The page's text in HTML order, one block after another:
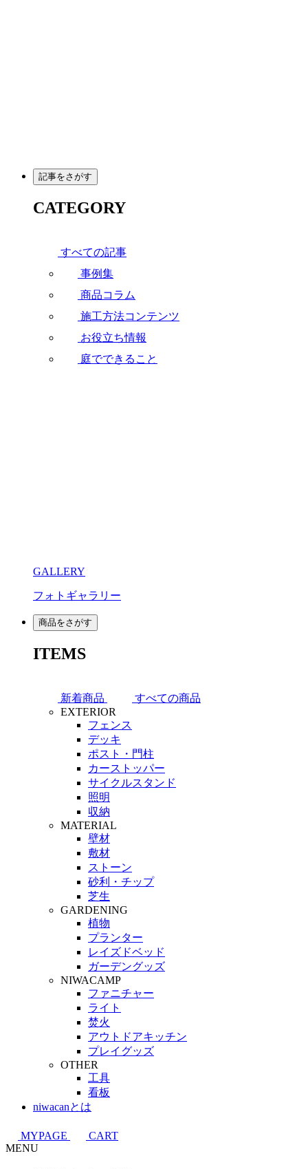
記事をさがす
CATEGORY
すべての記事
事例集
商品コラム
施工方法コンテンツ
お役立ち情報
庭でできること
GALLERY
フォトギャラリー
商品をさがす
ITEMS
新着商品
すべての商品
EXTERIOR
フェンス
デッキ
ポスト・門柱
カーストッパー
サイクルスタンド
照明
収納
MATERIAL
壁材
敷材
ストーン
砂利・チップ
芝生
GARDENING
植物
プランター
レイズドベッド
ガーデングッズ
NIWACAMP
ファニチャー
ライト
焚火
アウトドアキッチン
プレイグッズ
OTHER
工具
看板
niwacanとは
MYPAGE
CART
MENU